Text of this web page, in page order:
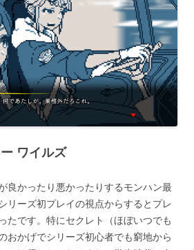
ワイルズ
良かったり悪かったりするモンハン最
リーズ初プレイの視点からするとプレ
たです。特にセクレト（ほぼいつでも
おかげでシリーズ初心者でも窮地から